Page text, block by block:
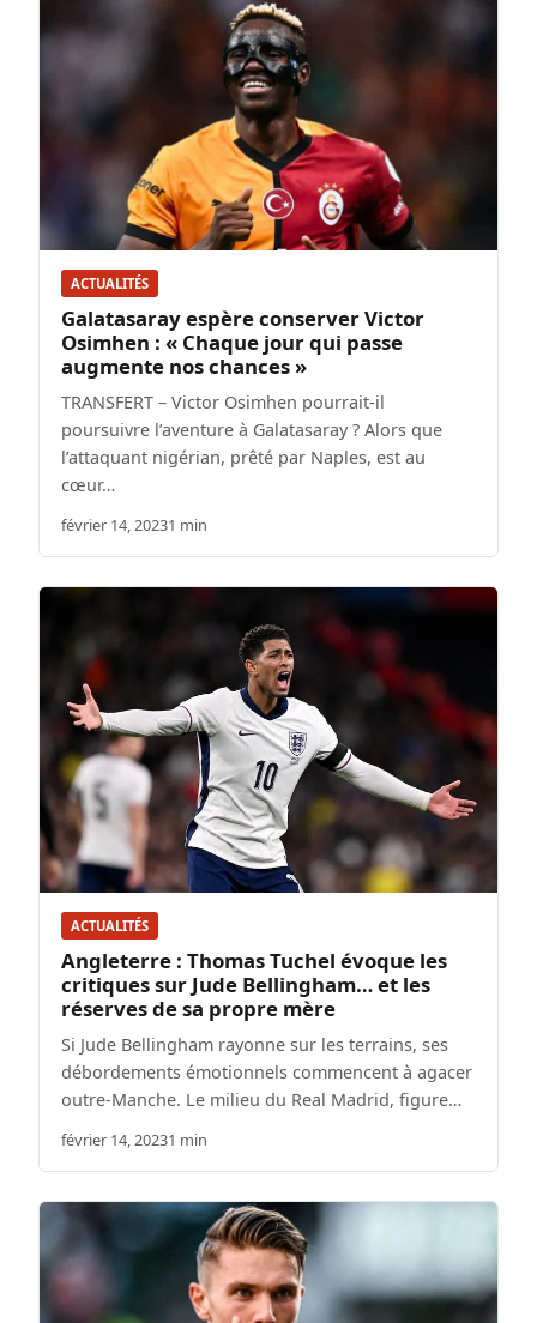
ACTUALITÉS
Galatasaray espère conserver Victor
Osimhen : « Chaque jour qui passe
augmente nos chances »
TRANSFERT – Victor Osimhen pourrait-il
poursuivre l’aventure à Galatasaray ? Alors que
l’attaquant nigérian, prêté par Naples, est au
cœur…
février 14, 20231 min
ACTUALITÉS
Angleterre : Thomas Tuchel évoque les
critiques sur Jude Bellingham… et les
réserves de sa propre mère
Si Jude Bellingham rayonne sur les terrains, ses
débordements émotionnels commencent à agacer
outre-Manche. Le milieu du Real Madrid, figure…
février 14, 20231 min